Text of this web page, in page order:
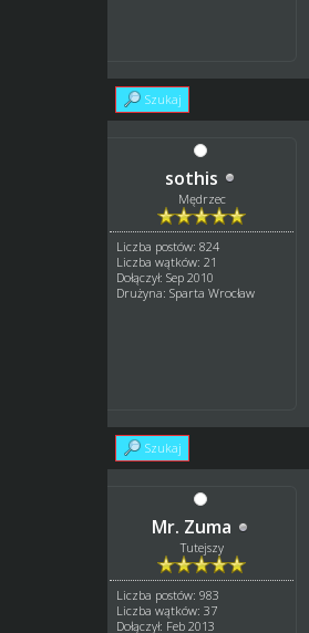
Szukaj
sothis
Mędrzec
Liczba postów: 824
Liczba wątków: 21
Dołączył: Sep 2010
Drużyna: Sparta Wrocław
Szukaj
Mr. Zuma
Tutejszy
Liczba postów: 983
Liczba wątków: 37
Dołączył: Feb 2013